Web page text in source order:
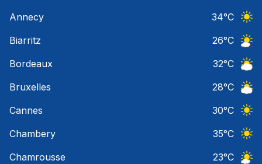
Annecy
34°C
Biarritz
26°C
Bordeaux
32°C
Bruxelles
28°C
Cannes
30°C
Chambery
35°C
Chamrousse
23°C